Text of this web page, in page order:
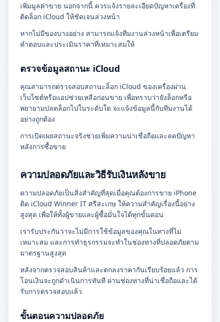
เพิ่มมูลค่าขาย นอกจากนี้ ควรแจ้งรายละเอียดปัญหาเครื่องที่
ติดล็อก iCloud ให้ชัดเจนล่วงหน้า
หากไม่มีของบางอย่าง สามารถแจ้งทีมงานล่วงหน้าเพื่อเตรียม
คำตอบและประเมินราคาที่เหมาะสมให้
ตรวจข้อมูลสถานะ iCloud
คุณสามารถตรวจสอบสถานะล็อก iCloud ของเครื่องผ่าน
เว็บไซต์หรือแอปช่วยเหลือก่อนขาย เพื่อทราบว่ายังล็อกหรือ
พยายามปลดล็อกไปในระดับใด จะแจ้งข้อมูลนี้กับทีมงานได้
อย่างถูกต้อง
การเปิดเผยสถานะจริงช่วยเพิ่มความน่าเชื่อถือและลดปัญหา
หลังการซื้อขาย
ความปลอดภัยและวิธีรับเงินหลังขาย
ความปลอดภัยเป็นสิ่งสำคัญที่สุดเมื่อคุณต้องการขาย iPhone
ติด iCloud Winner IT ศรีสะเกษ ให้ความสำคัญเรื่องนี้อย่าง
สูงสุด เพื่อให้ทั้งผู้ขายและผู้ซื้อมั่นใจได้ทุกขั้นตอน
เรารับประกันว่าจะไม่มีการใช้ข้อมูลของคุณในทางที่ไม่
เหมาะสม และการทำธุรกรรมจะทำในช่องทางที่ปลอดภัยตาม
มาตรฐานสูงสุด
หลังจากตรวจสอบสินค้าและตกลงราคากันเรียบร้อยแล้ว การ
โอนเงินจะถูกดำเนินการทันที ผ่านช่องทางที่น่าเชื่อถือและได้
รับการตรวจสอบแล้ว
ขั้นตอนความปลอดภัย